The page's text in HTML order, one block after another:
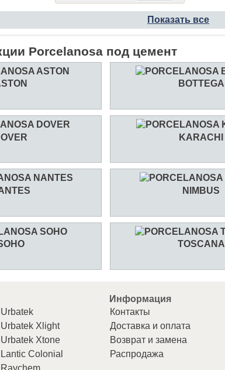
Показать все
Porcelanosa под цемент
BOTTEGA
KARACHI
NIMBUS
TOSCANA
Urbatek
Urbatek Xlight
Urbatek Xtone
Lantic Colonial
Raychem
Информация
Контакты
Доставка и оплата
Возврат и замена
Распродажа